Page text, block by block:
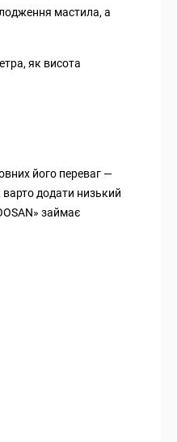
мастила, а
як висота
його переваг —
додати низький
займає